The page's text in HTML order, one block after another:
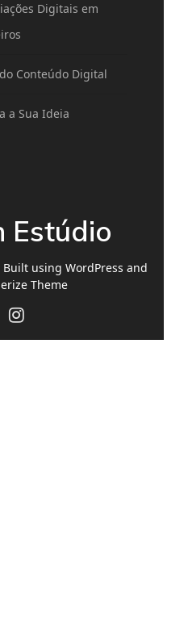
Digitais em
Conteúdo Digital
a Sua Ideia
Estúdio
using WordPress and
Theme